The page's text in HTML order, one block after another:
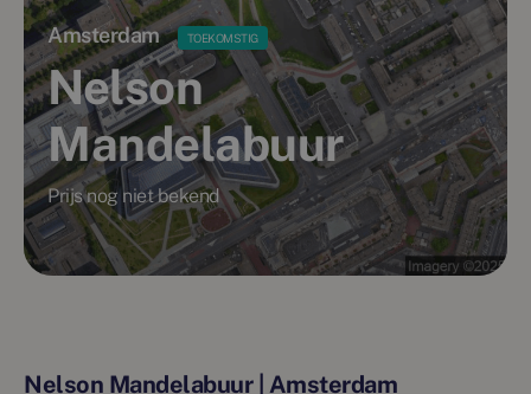
Amsterdam TOEKOMSTIG
Nelson
Mandelabuur
Prijs nog niet bekend
Nelson Mandelabuur | Amsterdam